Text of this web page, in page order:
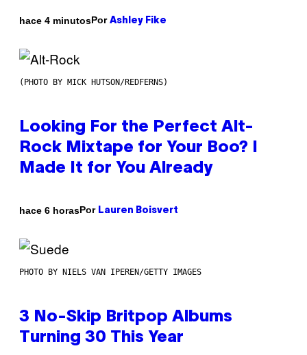
hace 4 minutosPor Ashley Fike
(PHOTO BY MICK HUTSON/REDFERNS)
Looking For the Perfect Alt-
Rock Mixtape for Your Boo? I
Made It for You Already
hace 6 horasPor Lauren Boisvert
PHOTO BY NIELS VAN IPEREN/GETTY IMAGES
3 No-Skip Britpop Albums
Turning 30 This Year